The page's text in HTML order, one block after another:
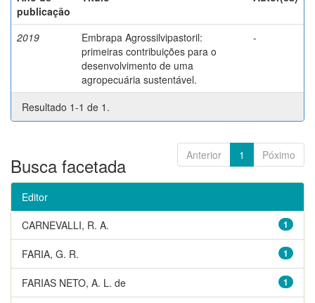
publicação
2019
Embrapa Agrossilvipastoril:
primeiras contribuições para o
desenvolvimento de uma
agropecuária sustentável.
-
Resultado 1-1 de 1.
Anterior 1 Póximo
Busca facetada
Editor
1
CARNEVALLI, R. A.
1
FARIA, G. R.
1
FARIAS NETO, A. L. de